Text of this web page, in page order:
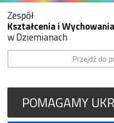
Zespół
Kształcenia i Wychowania
w Dziemianach
Przejdź do
POMAGAMY